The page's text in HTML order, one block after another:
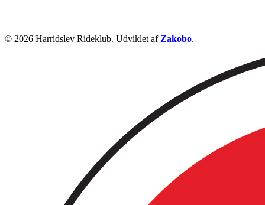
© 2026 Harridslev Rideklub. Udviklet afZakobo.